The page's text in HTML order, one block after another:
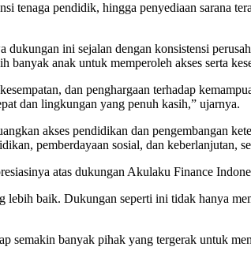
tenaga pendidik, hingga penyediaan sarana
ini sejalan dengan konsistensi
anak untuk memperoleh akses serta
dan penghargaan terhadap
dan lingkungan yang penuh kasih,” ujarnya.
akses pendidikan dan pengembangan
pemberdayaan sosial, dan keberlanjutan,
atas dukungan Akulaku Finance
baik. Dukungan seperti ini tidak hanya
banyak pihak yang tergerak untuk